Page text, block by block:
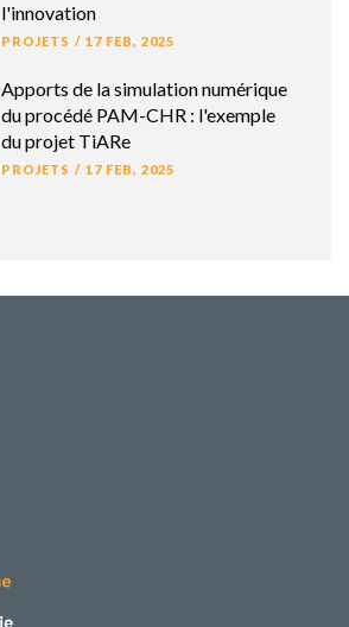
l'innovation
PROJETS / 17 FEB, 2025
Apports de la simulation numérique
du procédé PAM-CHR : l'exemple
du projet TiARe
PROJETS / 17 FEB, 2025